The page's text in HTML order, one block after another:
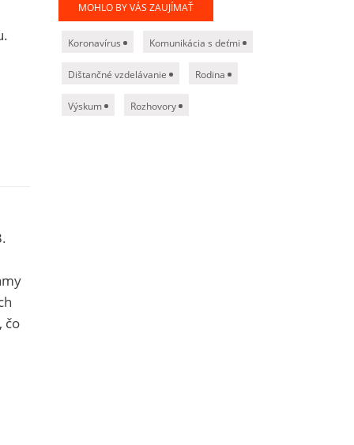
čo
MOHLO BY VÁS ZAUJÍMAŤ
Koronavírus Komunikácia s deťmi
Dištančné vzdelávanie Rodina
Výskum Rozhovory